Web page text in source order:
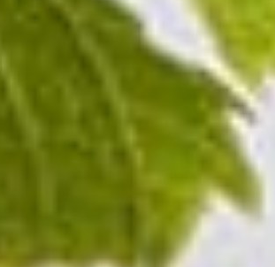
Champagne ROSÉ